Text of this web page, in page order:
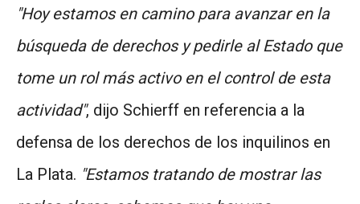
"Hoy estamos en camino para avanzar en la
búsqueda de derechos y pedirle al Estado que
tome un rol más activo en el control de esta
actividad", dijo Schierff en referencia a la
defensa de los derechos de los inquilinos en
La Plata. "Estamos tratando de mostrar las